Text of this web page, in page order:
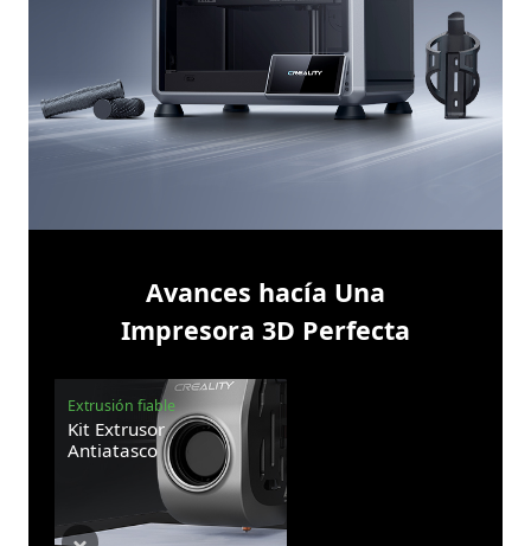
Avances hacía Una
Impresora 3D Perfecta
Extrusión fiable
Kit Extrusor
Antiatasco